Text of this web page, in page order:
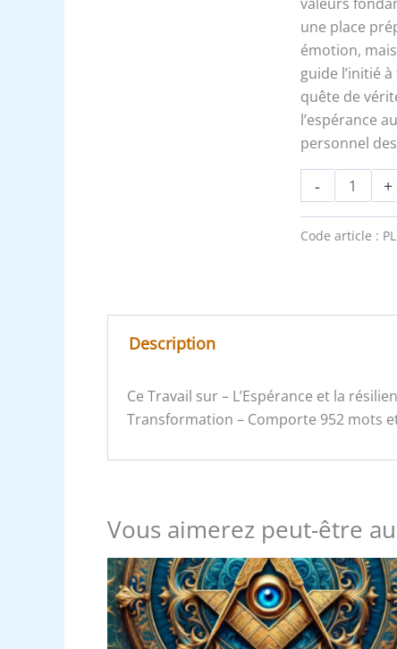
une place
émotion,
guide l’initié
quête de
l’espérance
personnel
-
résilience
+
Code article :
Description
Ce Travail sur – L’Espérance et la
Transformation – Comporte 952 mots
Vous aimerez peut-être